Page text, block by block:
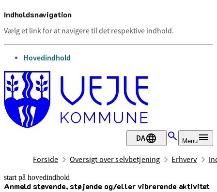
Indholdsnavigation
Vælg et link for at navigere til det respektive indhold.
gå til
Hovedindhold
DA Menu
Forside Oversigt over selvbetjening Erhverv
start på hovedindhold
Anmeld støvende, støjende og/eller vibrerende aktivitet
senest opdateret 13. oktober 2025